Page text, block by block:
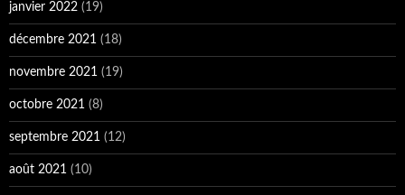
janvier 2022 (19)
décembre 2021 (18)
novembre 2021 (19)
octobre 2021 (8)
septembre 2021 (12)
août 2021 (10)